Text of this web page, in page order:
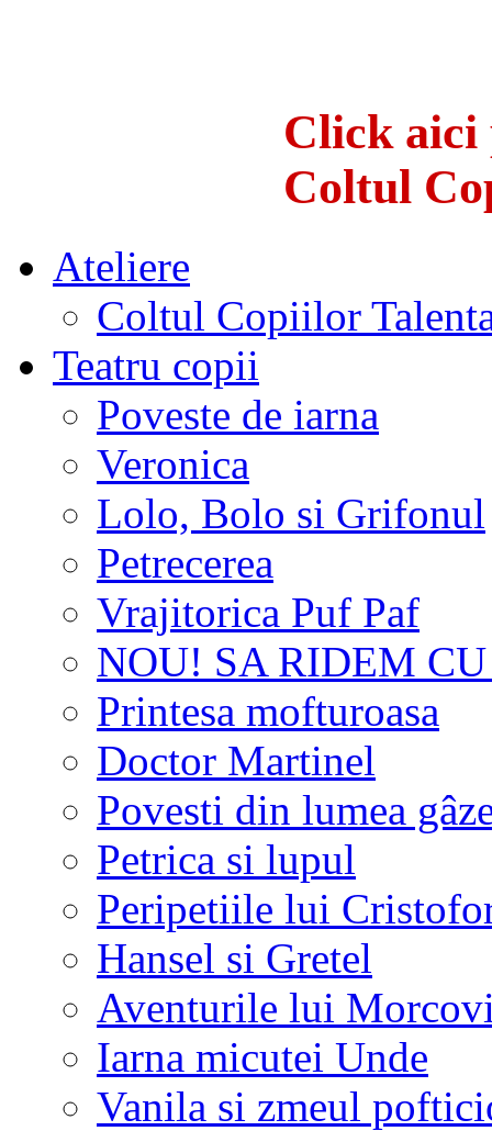
Click aici
Coltul
Ateliere
Coltul Copiilor
Teatru copii
Poveste de iarna
Veronica
Lolo, Bolo si Grifonul
Petrecerea
Vrajitorica Puf Paf
NOU! SA RIDEM
Printesa mofturoasa
Doctor Martinel
Povesti din lumea
Petrica si lupul
Peripetiile lui
Hansel si Gretel
Aventurile lui
Iarna micutei Unde
Vanila si zmeul